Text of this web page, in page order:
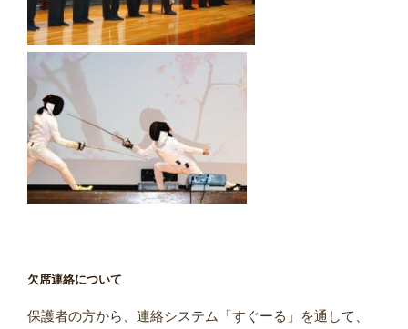
欠席連絡について
保護者の方から、連絡システム「すぐーる」を通して、